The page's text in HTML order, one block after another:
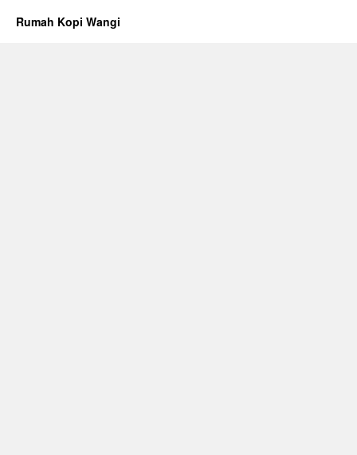
Rumah Kopi Wangi